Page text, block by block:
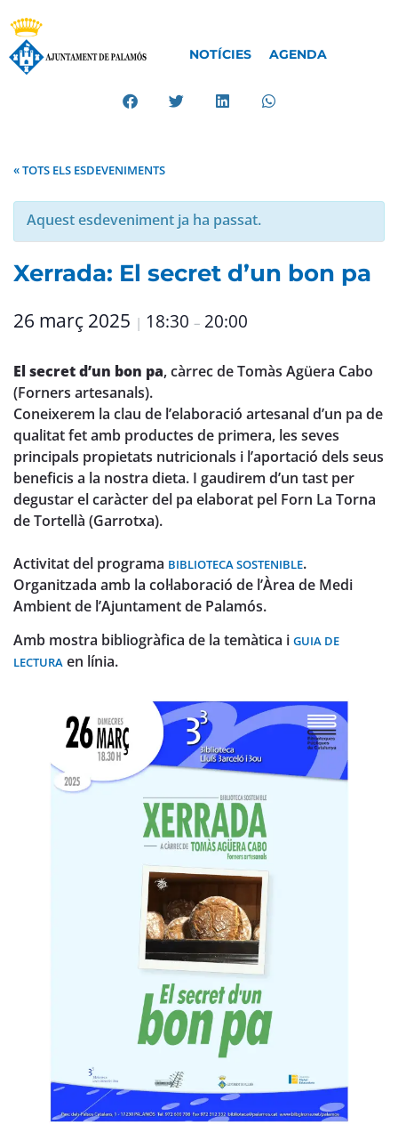
NOTÍCIES AGENDA
« TOTS ELS ESDEVENIMENTS
Aquest esdeveniment ja ha passat.
Xerrada: El secret d’un bon pa
26 març 2025 | 18:30 – 20:00
El secret d’un bon pa, càrrec de Tomàs Agüera Cabo
(Forners artesanals).
Coneixerem la clau de l’elaboració artesanal d’un pa de
qualitat fet amb productes de primera, les seves
principals propietats nutricionals i l’aportació dels seus
beneficis a la nostra dieta. I gaudirem d’un tast per
degustar el caràcter del pa elaborat pel Forn La Torna
de Tortellà (Garrotxa).
Activitat del programa BIBLIOTECA SOSTENIBLE.
Organitzada amb la col·laboració de l’Àrea de Medi
Ambient de l’Ajuntament de Palamós.
Amb mostra bibliogràfica de la temàtica i GUIA DE
LECTURA en línia.